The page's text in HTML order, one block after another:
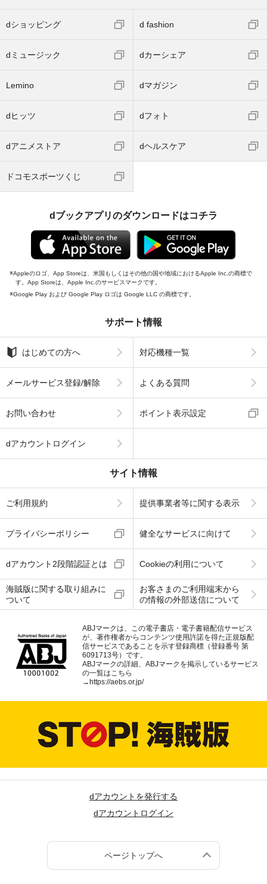
dショッピング d fashion
dミュージック dカーシェア
Lemino dマガジン
dヒッツ dフォト
dアニメストア dヘルスケア
ドコモスポーツくじ
dブックアプリのダウンロードはコチラ
Appleのロゴ、App Storeは、米国もしくはその他の国や地域におけるApple Inc.の商標で
す。App Storeは、Apple Inc.のサービスマークです。
Google Play および Google Play ロゴは Google LLC の商標です。
サポート情報
はじめての方へ 対応機種一覧
メールサービス登録/解除 よくある質問
お問い合わせ ポイント表示設定
dアカウントログイン
サイト情報
ご利用規約 提供事業者等に関する表示
プライバシーポリシー 健全なサービスに向けて
dアカウント2段階認証とは Cookieの利用について
海賊版に関する取り組みに
ついて
お客さまのご利用端末から
の情報の外部送信について
ABJマークは、この電子書店・電子書籍配信サービス
が、著作権者からコンテンツ使用許諾を得た正規版配
信サービスであることを示す登録商標（登録番号 第
6091713号）です。
ABJマークの詳細、ABJマークを掲示しているサービス
の一覧はこちら
→https://aebs.or.jp/
dアカウントを発行する
dアカウントログイン
ページトップへ